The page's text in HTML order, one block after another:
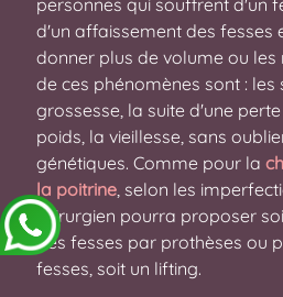
personnes qui souffrent d'un
d'un affaissement des fesses
donner plus de volume ou les
de ces phénomènes sont : les
grossesse, la suite d'une
poids, la vieillesse, sans
génétiques. Comme pour la
la poitrine, selon les
chirurgien pourra proposer
des fesses par prothèses ou
fesses, soit un lifting.